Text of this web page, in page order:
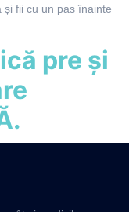
și fii cu un pas înainte
pre și